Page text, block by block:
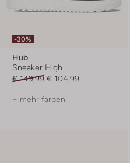
-30%
Hub
Sneaker High
€ 149,99 € 104,99
+ mehr farben